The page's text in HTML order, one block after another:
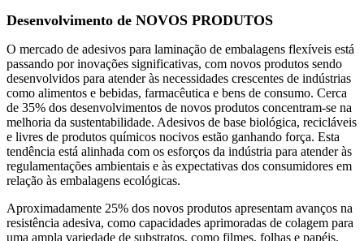
Desenvolvimento de NOVOS PRODUTOS
O mercado de adesivos para laminação de embalagens flexíveis está
passando por inovações significativas, com novos produtos sendo
desenvolvidos para atender às necessidades crescentes de indústrias
como alimentos e bebidas, farmacêutica e bens de consumo. Cerca
de 35% dos desenvolvimentos de novos produtos concentram-se na
melhoria da sustentabilidade. Adesivos de base biológica, recicláveis
​​e livres de produtos químicos nocivos estão ganhando força. Esta
tendência está alinhada com os esforços da indústria para atender às
regulamentações ambientais e às expectativas dos consumidores em
relação às embalagens ecológicas.
Aproximadamente 25% dos novos produtos apresentam avanços na
resistência adesiva, como capacidades aprimoradas de colagem para
uma ampla variedade de substratos, como filmes, folhas e papéis.